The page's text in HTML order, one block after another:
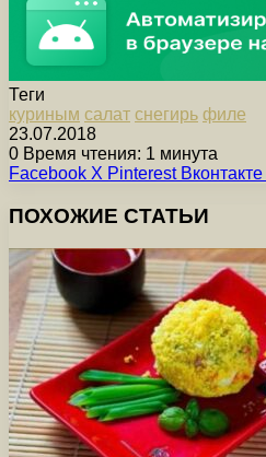
Теги
куриным салат снегирь филе
23.07.2018
0 Время чтения: 1 минута
Facebook X Pinterest Вконтакте
ПОХОЖИЕ СТАТЬИ